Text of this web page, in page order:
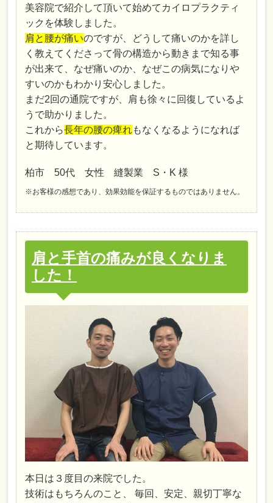
美容院で紹介して頂いて始めてカイロプラクティ
ックを体験しました。
肩と腰が痛いのですが、どうして痛いのかを詳し
く教えてくださって骨の構造から動きまで知る事
が出来て、なぜ痛いのか、なぜこの病気になりや
すいのかもわかり安心しました。
まだ2回の通院ですが、肩も徐々に回復しているよ
うで助かりました。
これから長年の腰の痺れもなくなるようになれば
と期待しています。
柏市 50代 女性 縫製業 S・K 様
※お客様の感想であり、効果効能を保証するものではありません。
肩と手首の痛みが良くなりま
した！
本日は３度目の来院でした。
技術はもちろんのこと、 毎回、安定、親切丁寧な